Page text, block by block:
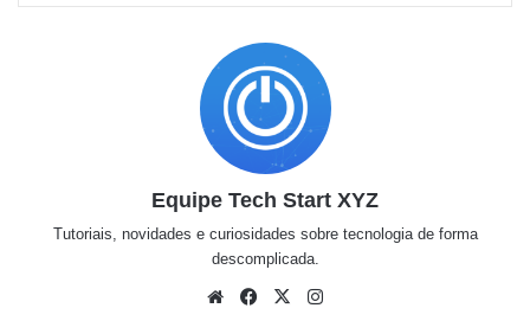
Equipe Tech Start XYZ
Tutoriais, novidades e curiosidades sobre tecnologia de forma
descomplicada.
WebsiteFacebook
X